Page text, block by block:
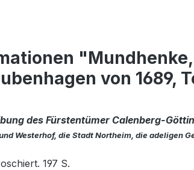
von 1689,
des Fürstentümer Calenberg-
Westerhof, die Stadt Northeim, die adeligen
197 S.